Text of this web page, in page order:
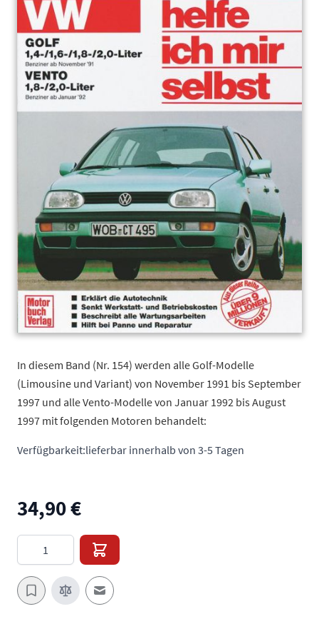
In diesem Band (Nr. 154) werden alle Golf-Modelle
(Limousine und Variant) von November 1991 bis September
1997 und alle Vento-Modelle von Januar 1992 bis August
1997 mit folgenden Motoren behandelt:
Verfügbarkeit:lieferbar innerhalb von 3-5 Tagen
34,90 €
E-Mail an einen Freund